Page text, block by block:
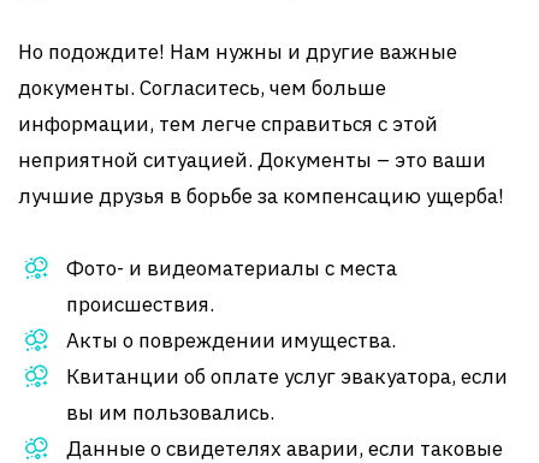
Но подождите! Нам нужны и другие важные
документы. Согласитесь, чем больше
информации, тем легче справиться с этой
неприятной ситуацией. Документы – это ваши
лучшие друзья в борьбе за компенсацию ущерба!
Фото- и видеоматериалы с места
происшествия.
Акты о повреждении имущества.
Квитанции об оплате услуг эвакуатора, если
вы им пользовались.
Данные о свидетелях аварии, если таковые